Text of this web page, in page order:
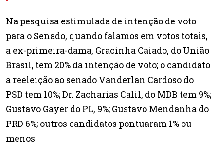
Na pesquisa estimulada de intenção de voto
para o Senado, quando falamos em votos totais,
a ex-primeira-dama, Gracinha Caiado, do União
Brasil, tem 20% da intenção de voto; o candidato
a reeleição ao senado Vanderlan Cardoso do
PSD tem 10%; Dr. Zacharias Calil, do MDB tem 9%;
Gustavo Gayer do PL, 9%; Gustavo Mendanha do
PRD 6%; outros candidatos pontuaram 1% ou
menos.